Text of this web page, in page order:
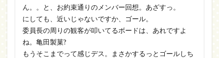
ん。。と、お約束通りのメンバー回想。あざすっ。
にしても、近いじゃないですか、ゴール。
委員長の周りの観客が叩いてるボードは、あれですよ
ね。亀田製菓?
もうそこまでって感じデス。まさかするっとゴールしち